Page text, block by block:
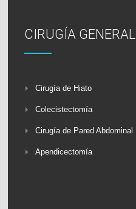
CIRUGÍA GENERAL
Cirugía de Hiato
Colecistectomía
Cirugía de Pared Abdominal
Apendicectomía